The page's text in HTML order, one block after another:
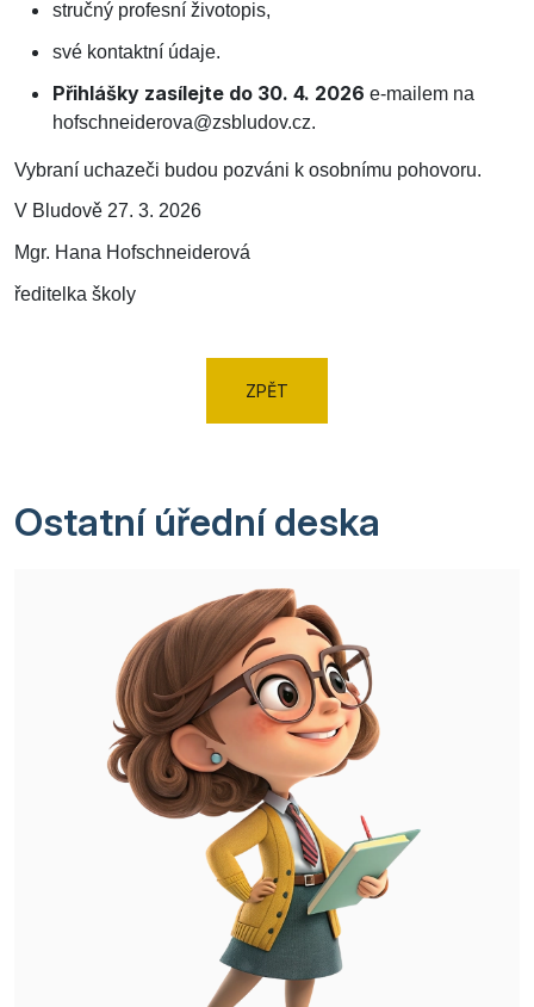
stručný profesní životopis,
své kontaktní údaje.
Přihlášky zasílejte do 30. 4. 2026 e-mailem na
hofschneiderova@zsbludov.cz.
Vybraní uchazeči budou pozváni k osobnímu pohovoru.
V Bludově 27. 3. 2026
Mgr. Hana Hofschneiderová
ředitelka školy
ZPĚT
Ostatní úřední deska